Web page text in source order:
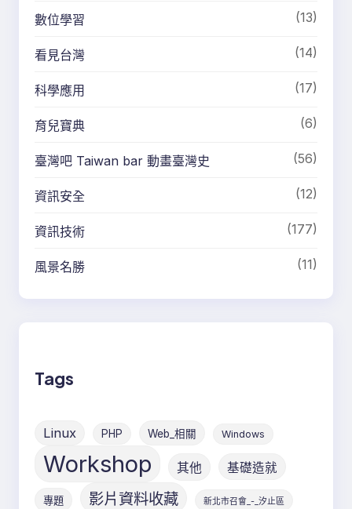
數位學習 (13)
看見台灣 (14)
科學應用 (17)
育兒寶典 (6)
臺灣吧 Taiwan bar 動畫臺灣史 (56)
資訊安全 (12)
資訊技術 (177)
風景名勝 (11)
Tags
Linux PHP Web_相關 Windows
Workshop 其他 基礎造就
專題 影片資料收藏 新北市召會_-_汐止區